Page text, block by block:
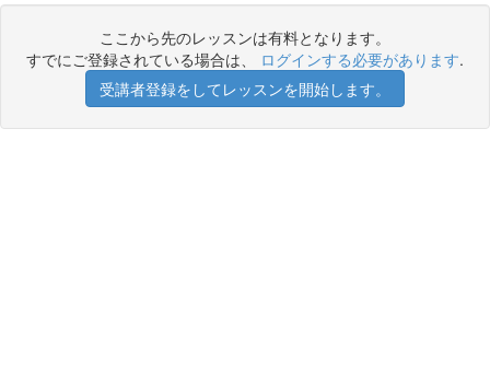
ここから先のレッスンは有料となります。
すでにご登録されている場合は、 ログインする必要があります.
受講者登録をしてレッスンを開始します。